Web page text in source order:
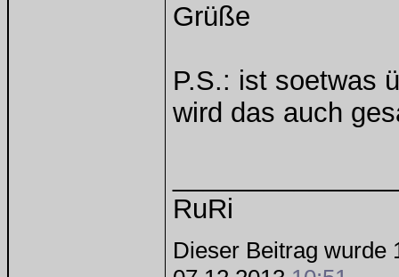
Grüße
P.S.: ist soetwas
wird das auch
RuRi
Dieser Beitrag wurde